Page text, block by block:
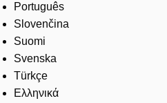
Português
Slovenčina
Suomi
Svenska
Türkçe
Ελληνικά